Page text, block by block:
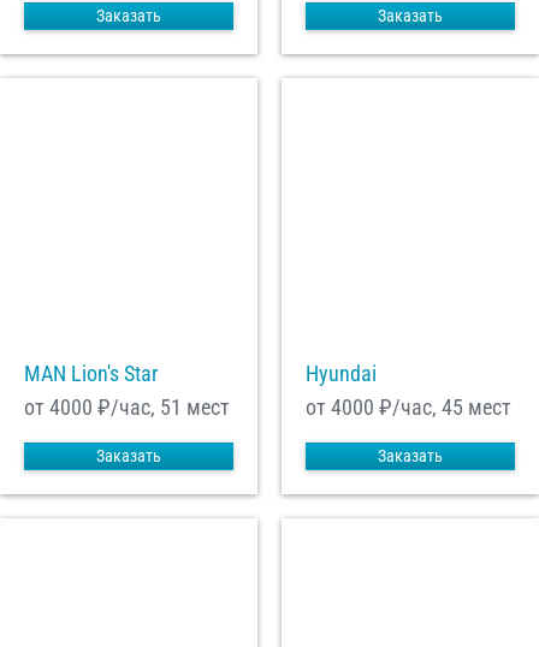
Заказать Заказать
MAN Lion's Star
от 4000 ₽/час, 51 мест
Заказать
Hyundai
от 4000 ₽/час, 45 мест
Заказать